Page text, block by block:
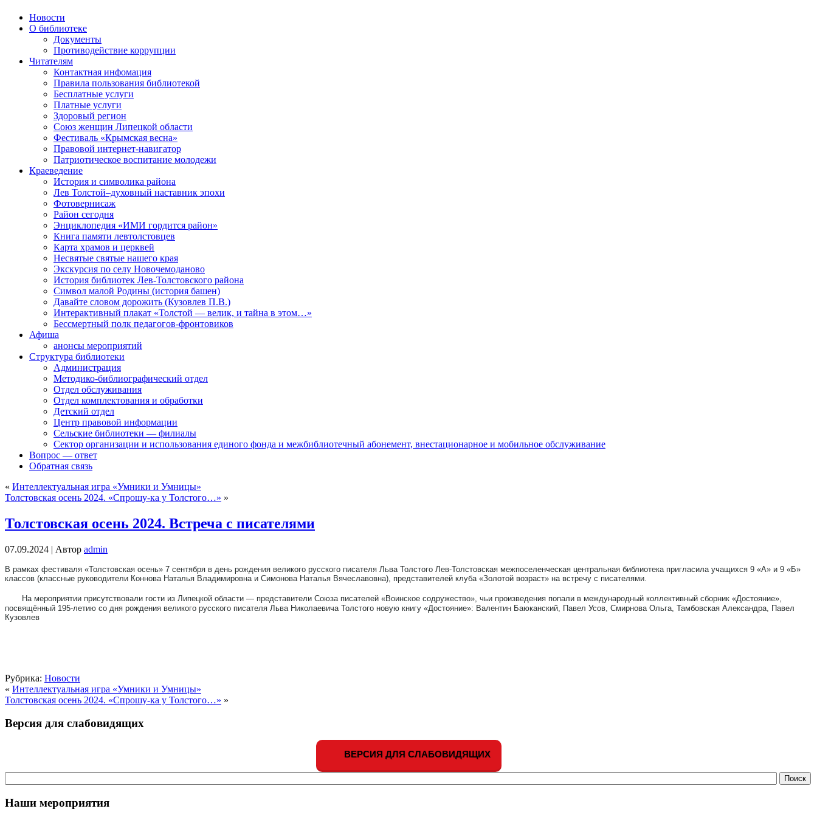
Новости
О библиотеке
Документы
Противодействие коррупции
Читателям
Контактная инфомация
Правила пользования библиотекой
Бесплатные услуги
Платные услуги
Здоровый регион
Союз женщин Липецкой области
Фестиваль «Крымская весна»
Правовой интернет-навигатор
Патриотическое воспитание молодежи
Краеведение
История и символика района
Лев Толстой–духовный наставник эпохи
Фотовернисаж
Район сегодня
Энциклопедия «ИМИ гордится район»
Книга памяти левтолстовцев
Карта храмов и церквей
Несвятые святые нашего края
Экскурсия по селу Новочемоданово
История библиотек Лев-Толстовского района
Символ малой Родины (история башен)
Давайте словом дорожить (Кузовлев П.В.)
Интерактивный плакат «Толстой — велик, и тайна в этом…»
Бессмертный полк педагогов-фронтовиков
Афиша
анонсы мероприятий
Структура библиотеки
Администрация
Методико-библиографический отдел
Отдел обслуживания
Отдел комплектования и обработки
Детский отдел
Центр правовой информации
Сельские библиотеки — филиалы
Сектор организации и использования единого фонда и межбиблиотечный абонемент, внестационарное и мобильное обслуживание
Вопрос — ответ
Обратная связь
« Интеллектуальная игра «Умники и Умницы»
Толстовская осень 2024. «Спрошу-ка у Толстого…» »
Толстовская осень 2024. Встреча с писателями
07.09.2024 | Автор admin
В рамках фестиваля «Толстовская осень» 7 сентября в день рождения великого русского писателя Льва Толстого Лев-Толстовская межпоселенческая центральная библиотека пригласила учащихся 9 «А» и 9 «Б»
классов (классные руководители Коннова Наталья Владимировна и Симонова Наталья Вячеславовна), представителей клуба «Золотой возраст» на встречу с писателями.
На мероприятии присутствовали гости из Липецкой области — представители Союза писателей «Воинское содружество», чьи произведения попали в международный коллективный сборник «Достояние»,
посвящённый 195-летию со дня рождения великого русского писателя Льва Николаевича Толстого новую книгу «Достояние»: Валентин Баюканский, Павел Усов, Смирнова Ольга, Тамбовская Александра, Павел
Кузовлев
Рубрика: Новости
« Интеллектуальная игра «Умники и Умницы»
Толстовская осень 2024. «Спрошу-ка у Толстого…» »
Версия для слабовидящих
ВЕРСИЯ ДЛЯ СЛАБОВИДЯЩИХ
Наши мероприятия